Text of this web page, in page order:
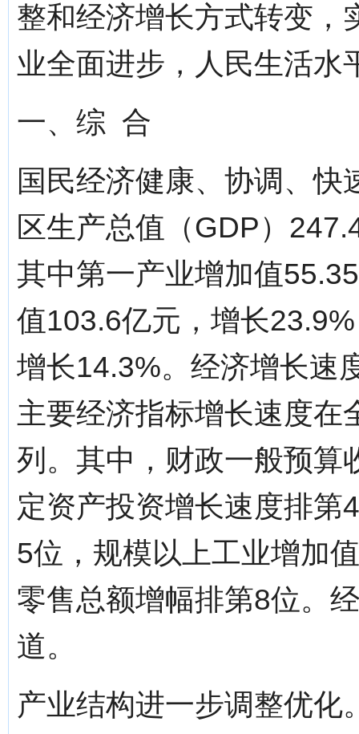
整和经济增长方式转变，
业全面进步，人民生活水
一、综 合
国民经济健康、协调、
区生产总值（GDP）
其中第一产业增加值
值103.6亿元，增长
增长14.3%。经济增长速
主要经济指标增长速度在
列。其中，财政一般预算
定资产投资增长速度排第
5位，规模以上工业增加
零售总额增幅排第8位。
道。
产业结构进一步调整优化